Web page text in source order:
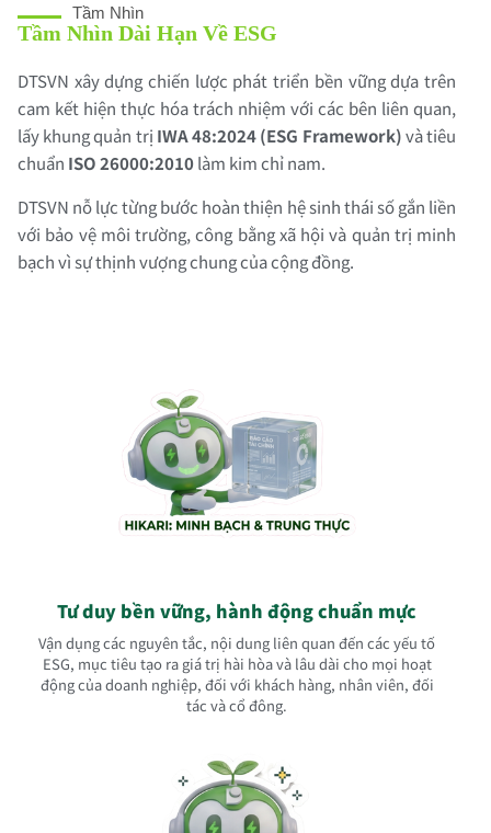
Tầm Nhìn
Tầm Nhìn Dài Hạn Về ESG
DTSVN xây dựng chiến lược phát triển bền vững dựa trên
cam kết hiện thực hóa trách nhiệm với các bên liên quan,
lấy khung quản trị IWA 48:2024 (ESG Framework)và tiêu
chuẩn ISO 26000:2010làm kim chỉ nam.
DTSVN nỗ lực từng bước hoàn thiện hệ sinh thái số gắn liền
với bảo vệ môi trường, công bằng xã hội và quản trị minh
bạch vì sự thịnh vượng chung của cộng đồng.
Tư duy bền vững, hành động chuẩn mực
Vận dụng các nguyên tắc, nội dung liên quan đến các yếu tố
ESG, mục tiêu tạo ra giá trị hài hòa và lâu dài cho mọi hoạt
động của doanh nghiệp, đối với khách hàng, nhân viên, đối
tác và cổ đông.